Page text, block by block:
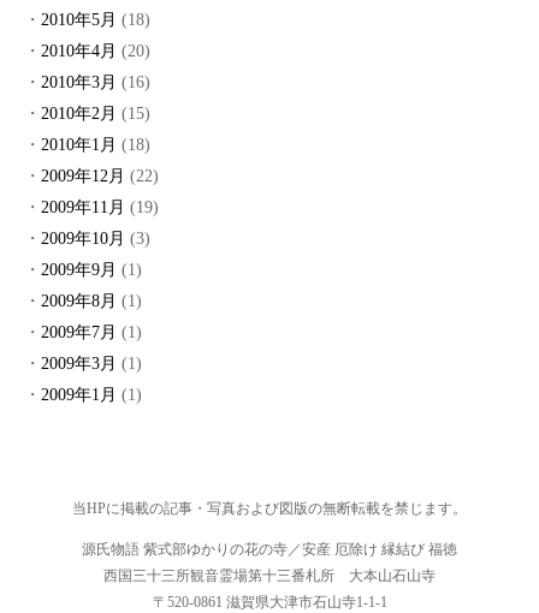
2010年5月 (18)
2010年4月 (20)
2010年3月 (16)
2010年2月 (15)
2010年1月 (18)
2009年12月 (22)
2009年11月 (19)
2009年10月 (3)
2009年9月 (1)
2009年8月 (1)
2009年7月 (1)
2009年3月 (1)
2009年1月 (1)
当HPに掲載の記事・写真および図版の無断転載を禁じます。
源氏物語 紫式部ゆかりの花の寺／安産 厄除け 縁結び 福徳
西国三十三所観音霊場第十三番札所 大本山石山寺
〒520-0861 滋賀県大津市石山寺1-1-1